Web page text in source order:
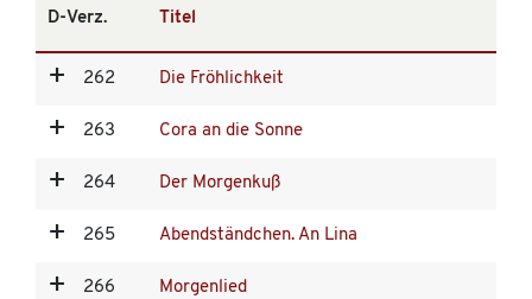
D-Verz. Titel
262 Die Fröhlichkeit
263 Cora an die Sonne
264 Der Morgenkuß
265 Abendständchen. An Lina
266 Morgenlied